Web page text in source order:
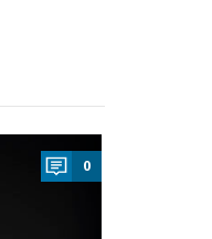
0